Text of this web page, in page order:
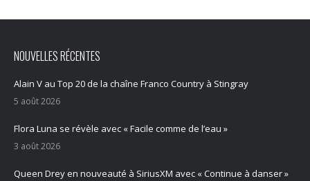
NOUVELLES RÉCENTES
Alain V au Top 20 de la chaîne Franco Country à Stingray
5 août 2026
Flora Luna se révèle avec « Facile comme de l’eau »
3 août 2026
Queen Drey en nouveauté à SiriusXM avec « Continue à danser »